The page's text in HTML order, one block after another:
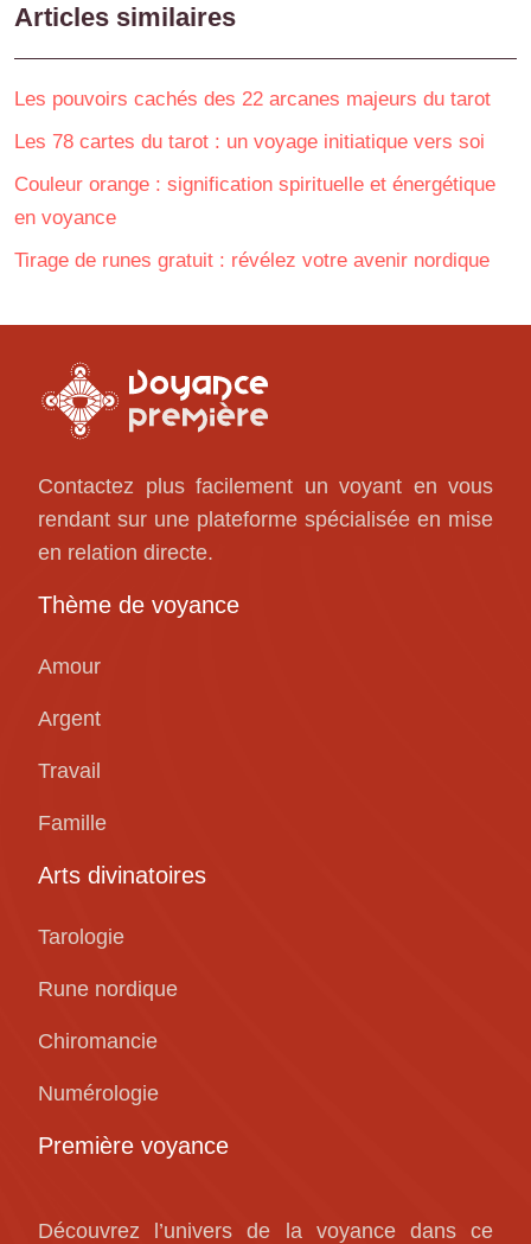
Articles similaires
Les pouvoirs cachés des 22 arcanes majeurs du tarot
Les 78 cartes du tarot : un voyage initiatique vers soi
Couleur orange : signification spirituelle et énergétique
en voyance
Tirage de runes gratuit : révélez votre avenir nordique
Contactez plus facilement un voyant en vous
rendant sur une plateforme spécialisée en mise
en relation directe.
Thème de voyance
Amour
Argent
Travail
Famille
Arts divinatoires
Tarologie
Rune nordique
Chiromancie
Numérologie
Première voyance
Découvrez l’univers de la voyance dans ce